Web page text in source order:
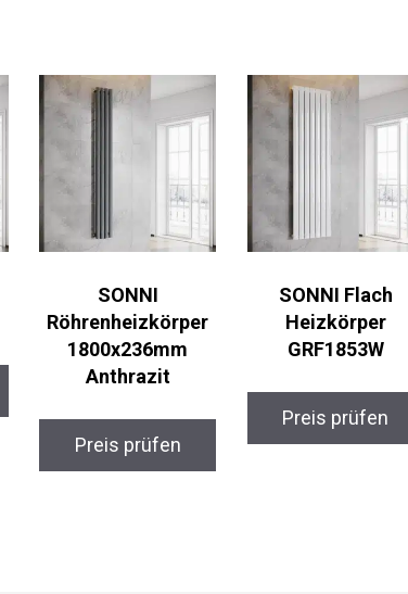
SONNI
Röhrenheizkörper
1800x236mm
Anthrazit
Preis prüfen
SONNI Flach
Heizkörper
GRF1853W
Preis prüfen